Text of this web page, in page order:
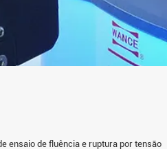
ensaio de fluência e ruptura por tensão